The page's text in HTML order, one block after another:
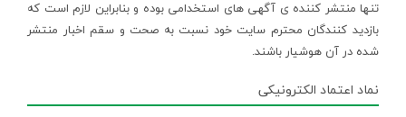
تنها منتشر کننده ی آگهی های استخدامی بوده و بنابراین لازم است که
بازدید کنندگان محترم سایت خود نسبت به صحت و سقم اخبار منتشر
شده در آن هوشیار باشند.
نماد اعتماد الکترونیکی